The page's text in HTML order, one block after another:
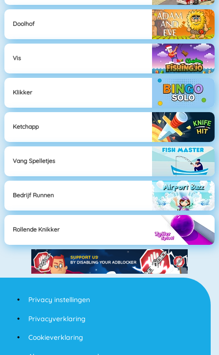
Doolhof
Vis
Klikker
Ketchapp
Vang Spelletjes
Bedrijf Runnen
Rollende Knikker
Privacy instellingen
Privacyverklaring
Cookieverklaring